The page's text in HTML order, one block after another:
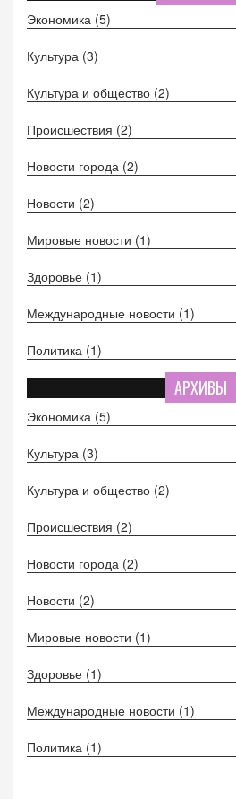
Экономика (5)
Культура (3)
Культура и общество (2)
Происшествия (2)
Новости города (2)
Новости (2)
Мировые новости (1)
Здоровье (1)
Международные новости (1)
Политика (1)
АРХИВЫ
Экономика (5)
Культура (3)
Культура и общество (2)
Происшествия (2)
Новости города (2)
Новости (2)
Мировые новости (1)
Здоровье (1)
Международные новости (1)
Политика (1)